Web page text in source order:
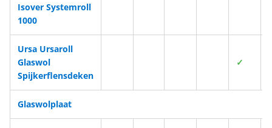
Isover Systemroll
1000
Ursa Ursaroll
Glaswol
Spijkerflensdeken
✓
Glaswolplaat